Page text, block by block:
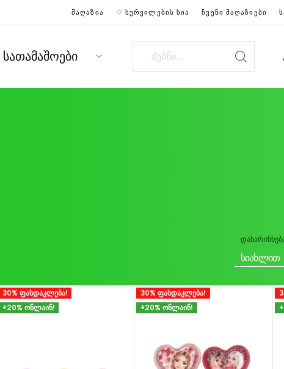
ᲛᲐᲦᲐᲖᲘᲐ ♡ ᲡᲣᲠᲕᲘᲚᲔᲑᲘᲡ ᲡᲘᲐ ᲩᲕᲔᲜᲘ ᲛᲐᲦᲐᲖᲘᲔᲑᲘ
სათამაშოები
ᲡᲘᲐᲮᲚᲘᲗ
30% ფასდაკლება!
+20% ონლაინ!
30% ფასდაკლება!
+20% ონლაინ!